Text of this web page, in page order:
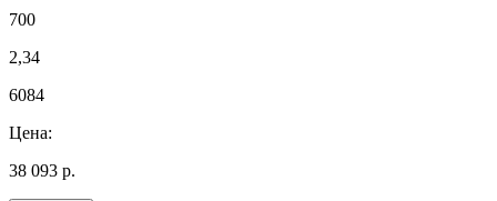
700
2,34
6084
Цена:
38 093 р.